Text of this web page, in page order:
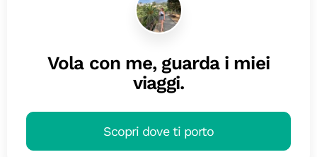
Vola con me, guarda i miei
viaggi.
Scopri dove ti porto